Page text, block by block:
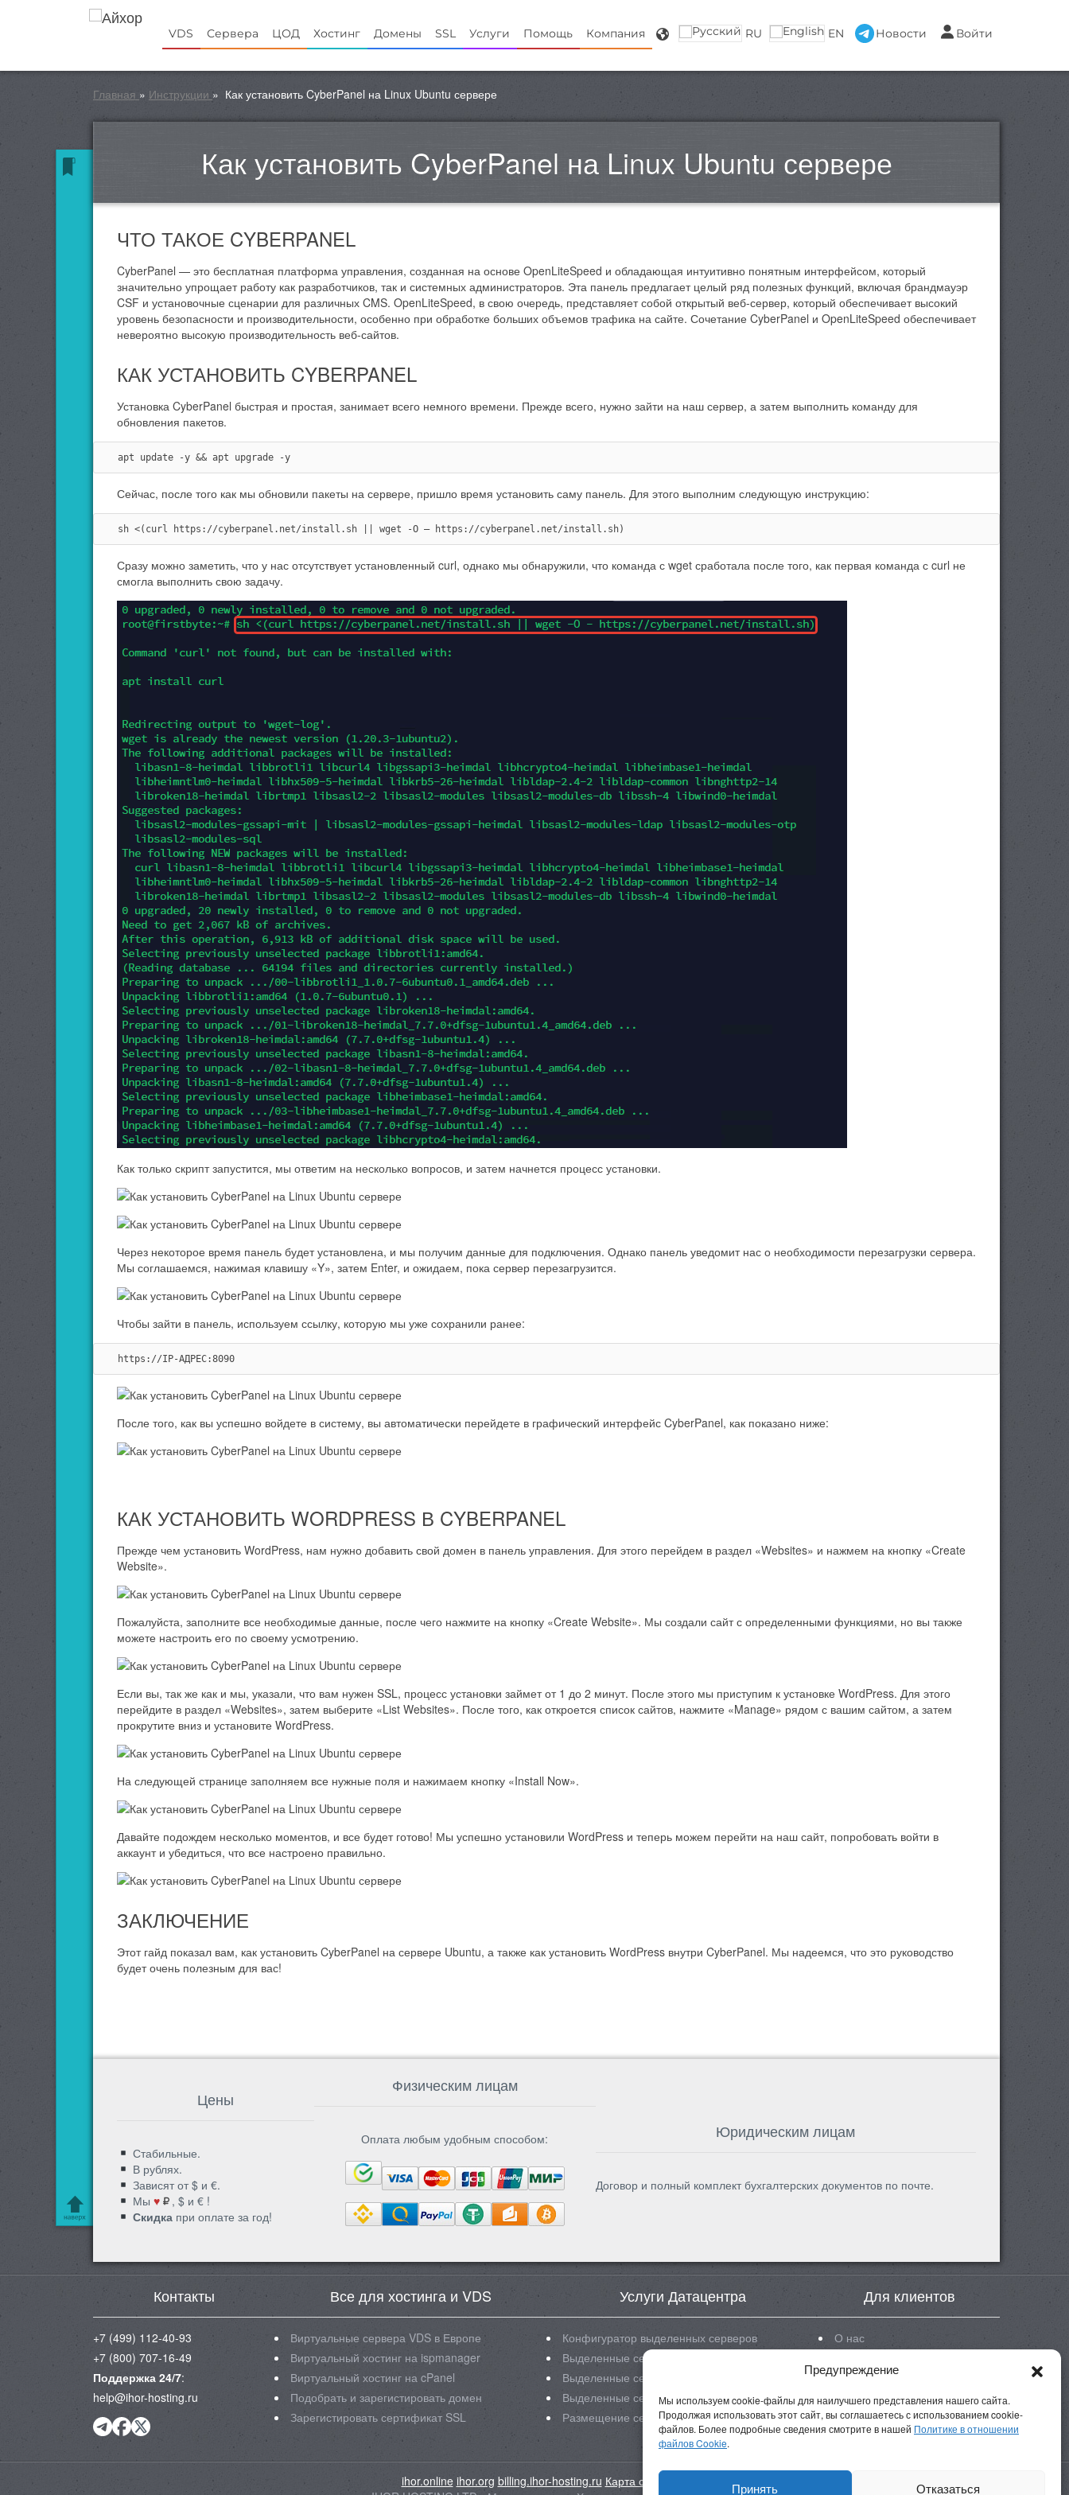
Предупреждение
Мы используем cookie-файлы для наилучшего представления нашего сайта.
Продолжая использовать этот сайт, вы соглашаетесь с использованием cookie-
файлов. Более подробные сведения смотрите в нашей Политике в отношении
файлов Cookie.
Принять Отказаться
VDS Сервера ЦОД Хостинг Домены SSL Услуги Помощь Компания RU EN Новости Войти
Главная » Инструкции » Как установить CyberPanel на Linux Ubuntu сервере
Как установить CyberPanel на Linux Ubuntu сервере
ЧТО ТАКОЕ CYBERPANEL
CyberPanel — это бесплатная платформа управления, созданная на основе OpenLiteSpeed и обладающая интуитивно понятным интерфейсом, который
значительно упрощает работу как разработчиков, так и системных администраторов. Эта панель предлагает целый ряд полезных функций, включая брандмауэр
CSF и установочные сценарии для различных CMS. OpenLiteSpeed, в свою очередь, представляет собой открытый веб-сервер, который обеспечивает высокий
уровень безопасности и производительности, особенно при обработке больших объемов трафика на сайте. Сочетание CyberPanel и OpenLiteSpeed обеспечивает
невероятно высокую производительность веб-сайтов.
КАК УСТАНОВИТЬ CYBERPANEL
Установка CyberPanel быстрая и простая, занимает всего немного времени. Прежде всего, нужно зайти на наш сервер, а затем выполнить команду для
обновления пакетов.
apt update -y && apt upgrade -y
Сейчас, после того как мы обновили пакеты на сервере, пришло время установить саму панель. Для этого выполним следующую инструкцию:
sh <(curl https://cyberpanel.net/install.sh || wget -O — https://cyberpanel.net/install.sh)
Сразу можно заметить, что у нас отсутствует установленный curl, однако мы обнаружили, что команда с wget сработала после того, как первая команда с curl не
смогла выполнить свою задачу.
Как только скрипт запустится, мы ответим на несколько вопросов, и затем начнется процесс установки.
Через некоторое время панель будет установлена, и мы получим данные для подключения. Однако панель уведомит нас о необходимости перезагрузки сервера.
Мы соглашаемся, нажимая клавишу «Y», затем Enter, и ожидаем, пока сервер перезагрузится.
Чтобы зайти в панель, используем ссылку, которую мы уже сохранили ранее:
https://IP-АДРЕС:8090
После того, как вы успешно войдете в систему, вы автоматически перейдете в графический интерфейс CyberPanel, как показано ниже:
КАК УСТАНОВИТЬ WORDPRESS В CYBERPANEL
Прежде чем установить WordPress, нам нужно добавить свой домен в панель управления. Для этого перейдем в раздел «Websites» и нажмем на кнопку «Create
Website».
Пожалуйста, заполните все необходимые данные, после чего нажмите на кнопку «Create Website». Мы создали сайт с определенными функциями, но вы также
можете настроить его по своему усмотрению.
Если вы, так же как и мы, указали, что вам нужен SSL, процесс установки займет от 1 до 2 минут. После этого мы приступим к установке WordPress. Для этого
перейдите в раздел «Websites», затем выберите «List Websites». После того, как откроется список сайтов, нажмите «Manage» рядом с вашим сайтом, а затем
прокрутите вниз и установите WordPress.
На следующей странице заполняем все нужные поля и нажимаем кнопку «Install Now».
Давайте подождем несколько моментов, и все будет готово! Мы успешно установили WordPress и теперь можем перейти на наш сайт, попробовать войти в
аккаунт и убедиться, что все настроено правильно.
ЗАКЛЮЧЕНИЕ
Этот гайд показал вам, как установить CyberPanel на сервере Ubuntu, а также как установить WordPress внутри CyberPanel. Мы надеемся, что это руководство
будет очень полезным для вас!
Цены
Стабильные.
В рублях.
Зависят от $ и €.
Мы ♥
, $ и € !
Скидкапри оплате за год!
Физическим лицам
Оплата любым удобным способом: Юридическим лицам
Договор и полный комплект бухгалтерских документов по почте.
Контакты
+7 (499) 112-40-93
+7 (800) 707-16-49
Поддержка 24/7:
help@ihor-hosting.ru
Все для хостинга и VDS
Виртуальные сервера VDS в Европе
Виртуальный хостинг на ispmanager
Виртуальный хостинг на cPanel
Подобрать и зарегистировать домен
Зарегистировать сертификат SSL
Услуги Датацентра
Конфигуратор выделенных серверов
Выделенные сервера Intel Xeon 5620
Выделенные сервера Intel Xeon E3
Выделенные сервера Intel Xeon E5
Размещение серверов в ЦОД
Для клиентов
О нас
Блог
Инструкции
FAQ
Реквизиты
ihor.online ihor.org billing.ihor-hosting.ru Карта сайта